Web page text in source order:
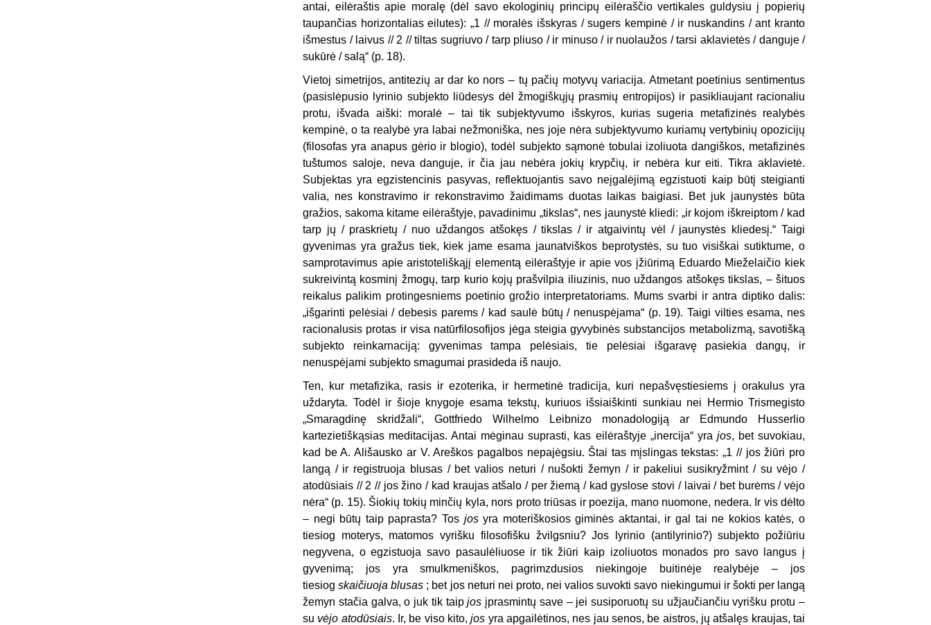
antai, eilėraštis apie moralę (dėl savo ekologinių principų eilėraščio vertikales guldysiu į popierių
taupančias horizontalias eilutes): „1 // moralės išskyras / sugers kempinė / ir nuskandins / ant kranto
išmestus / laivus // 2 // tiltas sugriuvo / tarp pliuso / ir minuso / ir nuolaužos / tarsi aklavietės / danguje /
sukūrė / salą“ (p. 18).
Vietoj simetrijos, antitezių ar dar ko nors – tų pačių motyvų variacija. Atmetant poetinius sentimentus
(pasislėpusio lyrinio subjekto liūdesys dėl žmogiškųjų prasmių entropijos) ir pasikliaujant racionaliu
protu, išvada aiški: moralė – tai tik subjektyvumo išskyros, kurias sugeria metafizinės realybės
kempinė, o ta realybė yra labai nežmoniška, nes joje nėra subjektyvumo kuriamų vertybinių opozicijų
(filosofas yra anapus gėrio ir blogio), todėl subjekto sąmonė tobulai izoliuota dangiškos, metafizinės
tuštumos saloje, neva danguje, ir čia jau nebėra jokių krypčių, ir nebėra kur eiti. Tikra aklavietė.
Subjektas yra egzistencinis pasyvas, reflektuojantis savo neįgalėjimą egzistuoti kaip būtį steigianti
valia, nes konstravimo ir rekonstravimo žaidimams duotas laikas baigiasi. Bet juk jaunystės būta
gražios, sakoma kitame eilėraštyje, pavadinimu „tikslas“, nes jaunystė kliedi: „ir kojom iškreiptom / kad
tarp jų / praskrietų / nuo uždangos atšokęs / tikslas / ir atgaivintų vėl / jaunystės kliedesį.“ Taigi
gyvenimas yra gražus tiek, kiek jame esama jaunatviškos beprotystės, su tuo visiškai sutiktume, o
samprotavimus apie aristoteliškąjį elementą eilėraštyje ir apie vos įžiūrimą Eduardo Mieželaičio kiek
sukreivintą kosminį žmogų, tarp kurio kojų prašvilpia iliuzinis, nuo uždangos atšokęs tikslas, – šituos
reikalus palikim protingesniems poetinio grožio interpretatoriams. Mums svarbi ir antra diptiko dalis:
„išgarinti pelėsiai / debesis parems / kad saulė būtų / nenuspėjama“ (p. 19). Taigi vilties esama, nes
racionalusis protas ir visa natūrfilosofijos jėga steigia gyvybinės substancijos metabolizmą, savotišką
subjekto reinkarnaciją: gyvenimas tampa pelėsiais, tie pelėsiai išgaravę pasiekia dangų, ir
nenuspėjami subjekto smagumai prasideda iš naujo.
Ten, kur metafizika, rasis ir ezoterika, ir hermetinė tradicija, kuri nepašvęstiesiems į orakulus yra
uždaryta. Todėl ir šioje knygoje esama tekstų, kuriuos išsiaiškinti sunkiau nei Hermio Trismegisto
„Smaragdinę skridžali“, Gottfriedo Wilhelmo Leibnizo monadologiją ar Edmundo Husserlio
kartezietiškąsias meditacijas. Antai mėginau suprasti, kas eilėraštyje „inercija“ yra jos, bet suvokiau,
kad be A. Ališausko ar V. Areškos pagalbos nepajėgsiu. Štai tas mįslingas tekstas: „1 // jos žiūri pro
langą / ir registruoja blusas / bet valios neturi / nušokti žemyn / ir pakeliui susikryžmint / su vėjo /
atodūsiais // 2 // jos žino / kad kraujas atšalo / per žiemą / kad gyslose stovi / laivai / bet burėms / vėjo
nėra“ (p. 15). Šiokių tokių minčių kyla, nors proto triūsas ir poezija, mano nuomone, nedera. Ir vis dėlto
– negi būtų taip paprasta? Tos josyra moteriškosios giminės aktantai, ir gal tai ne kokios katės, o
tiesiog moterys, matomos vyrišku filosofišku žvilgsniu? Jos lyrinio (antilyrinio?) subjekto požiūriu
negyvena, o egzistuoja savo pasaulėliuose ir tik žiūri kaip izoliuotos monados pro savo langus į
gyvenimą; jos yra smulkmeniškos, pagrimzdusios niekingoje buitinėje realybėje – jos
tiesiogskaičiuoja blusas ; bet jos neturi nei proto, nei valios suvokti savo niekingumui ir šokti per langą
žemyn stačia galva, o juk tik taipjos įprasmintų save – jei susiporuotų su užjaučiančiu vyrišku protu –
su vėjo atodūsiais. Ir, be viso kito,jos yra apgailėtinos, nes jau senos, be aistros, jų atšalęs kraujas, tai